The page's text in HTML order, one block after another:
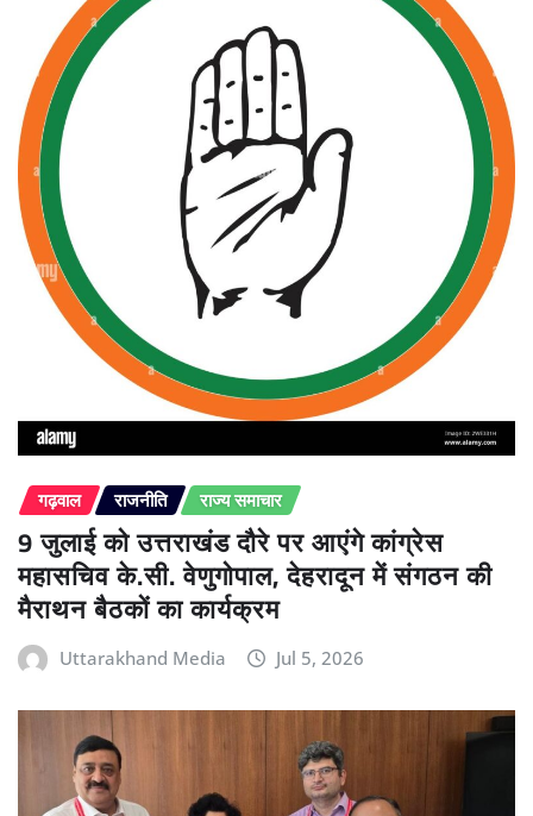
गढ़वाल राजनीति राज्य समाचार
9 जुलाई को उत्तराखंड दौरे पर आएंगे कांग्रेस
महासचिव के.सी. वेणुगोपाल, देहरादून में संगठन की
मैराथन बैठकों का कार्यक्रम
Uttarakhand Media Jul 5, 2026